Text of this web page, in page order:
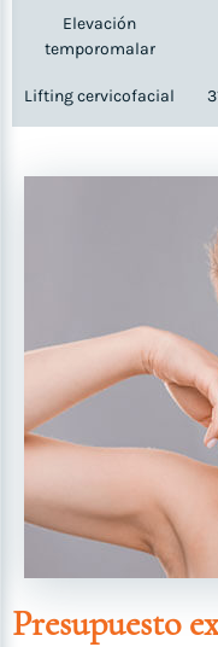
Elevación
temporomalar
Lifting cervicofacial
Presupuesto